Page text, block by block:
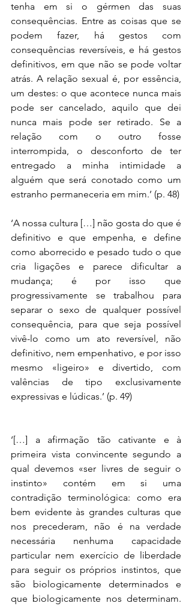
tenha em si o gérmen das suas
consequências. Entre as coisas que se
podem fazer, há gestos com
consequências reversíveis, e há gestos
definitivos, em que não se pode voltar
atrás. A relação sexual é, por essência,
um destes: o que acontece nunca mais
pode ser cancelado, aquilo que dei
nunca mais pode ser retirado. Se a
relação com o outro fosse
interrompida, o desconforto de ter
entregado a minha intimidade a
alguém que será conotado como um
estranho permaneceria em mim.’ (p. 48)
‘A nossa cultura […] não gosta do que é
definitivo e que empenha, e define
como aborrecido e pesado tudo o que
cria ligações e parece dificultar a
mudança; é por isso que
progressivamente se trabalhou para
separar o sexo de qualquer possível
consequência, para que seja possível
vivê-lo como um ato reversível, não
definitivo, nem empenhativo, e por isso
mesmo «ligeiro» e divertido, com
valências de tipo exclusivamente
expressivas e lúdicas.’ (p. 49)
‘[…] a afirmação tão cativante e à
primeira vista convincente segundo a
qual devemos «ser livres de seguir o
instinto» contém em si uma
contradição terminológica: como era
bem evidente às grandes culturas que
nos precederam, não é na verdade
necessária nenhuma capacidade
particular nem exercício de liberdade
para seguir os próprios instintos, que
são biologicamente determinados e
que biologicamente nos determinam.